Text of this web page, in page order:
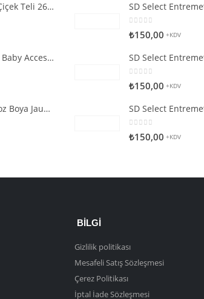
Hamilworth Çiçek Teli 26g Beyaz
Mesh Stencil Baby Accessories
DecoRelief Toz Boya Jauna Citron
0 5 üzerinden
₺150,00 +KDV
0 5 üzerinden
₺150,00 +KDV
0 5 üzerinden
₺150,00 +KDV
BILGI
Gizlilik politikası
Mesafeli Satış Sözleşmesi
Çerez Politikası
İptal İade Sözleşmesi